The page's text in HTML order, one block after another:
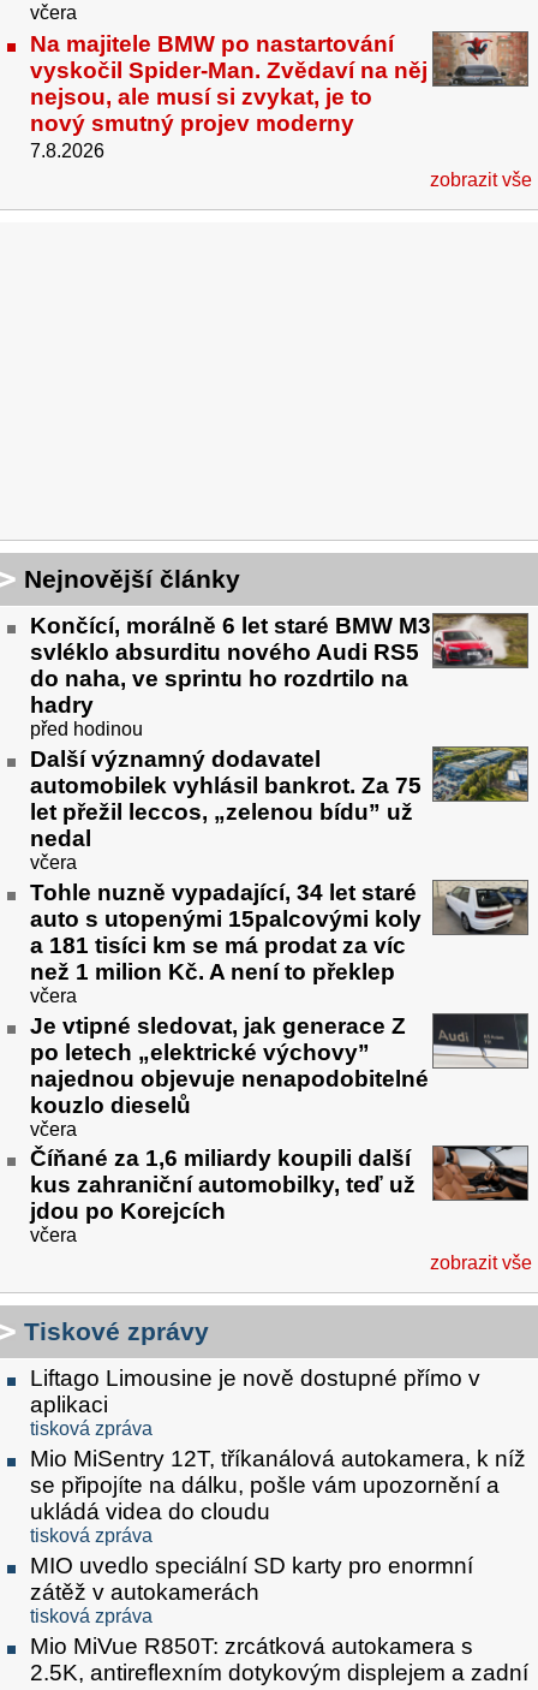
včera
Na majitele BMW po nastartování
vyskočil Spider-Man. Zvědaví na něj
nejsou, ale musí si zvykat, je to
nový smutný projev moderny
7.8.2026
zobrazit vše
Nejnovější články
Končící, morálně 6 let staré BMW M3
svléklo absurditu nového Audi RS5
do naha, ve sprintu ho rozdrtilo na
hadry
před hodinou
Další významný dodavatel
automobilek vyhlásil bankrot. Za 75
let přežil leccos, „zelenou bídu” už
nedal
včera
Tohle nuzně vypadající, 34 let staré
auto s utopenými 15palcovými koly
a 181 tisíci km se má prodat za víc
než 1 milion Kč. A není to překlep
včera
Je vtipné sledovat, jak generace Z
po letech „elektrické výchovy”
najednou objevuje nenapodobitelné
kouzlo dieselů
včera
Číňané za 1,6 miliardy koupili další
kus zahraniční automobilky, teď už
jdou po Korejcích
včera
zobrazit vše
Tiskové zprávy
Liftago Limousine je nově dostupné přímo v
aplikaci
tisková zpráva
Mio MiSentry 12T, tříkanálová autokamera, k níž
se připojíte na dálku, pošle vám upozornění a
ukládá videa do cloudu
tisková zpráva
MIO uvedlo speciální SD karty pro enormní
zátěž v autokamerách
tisková zpráva
Mio MiVue R850T: zrcátková autokamera s
2.5K, antireflexním dotykovým displejem a zadní